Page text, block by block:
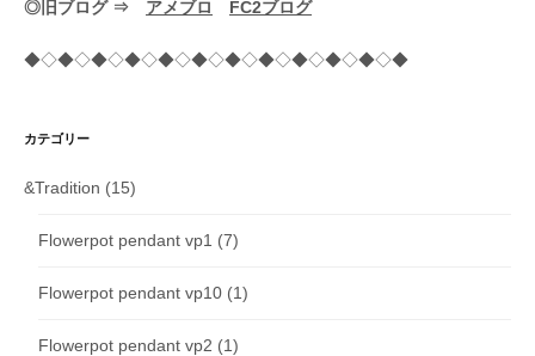
◎旧ブログ ⇒ アメブロ FC2ブログ
◆◇◆◇◆◇◆◇◆◇◆◇◆◇◆◇◆◇◆◇◆◇◆
カテゴリー
&Tradition (15)
Flowerpot pendant vp1 (7)
Flowerpot pendant vp10 (1)
Flowerpot pendant vp2 (1)